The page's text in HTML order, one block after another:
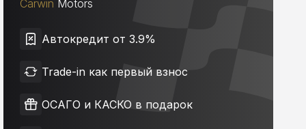
Carwin Motors
Автокредит от 3.9%
Trade-in как первый взнос
ОСАГО и КАСКО в подарок